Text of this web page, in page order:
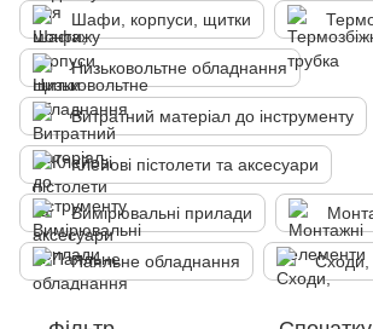
Шафи, корпуси, щитки
Низьковольтне обладнання
Витратний матеріал до інструменту
Клейові пістолети та аксесуари
Вимірювальні прилади
Паяльне обладнання Сходи,